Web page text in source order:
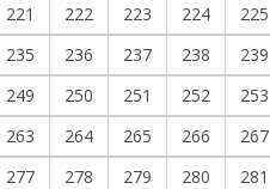
221
222 223 224 225
235
236 237 238 239
249
250 251 252 253
263
264 265 266 267
277
278 279 280 281